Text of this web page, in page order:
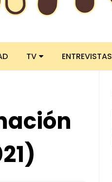
TV ENTREVISTAS